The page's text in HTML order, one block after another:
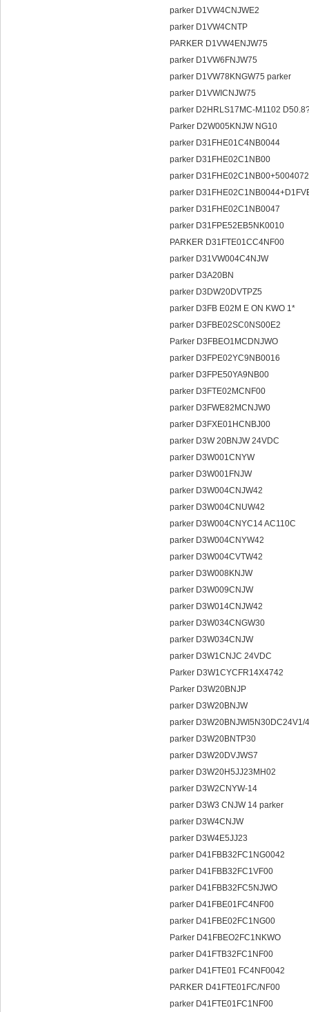
parker D1VW4CNJWE2
parker D1VW4CNTP
PARKER D1VW4ENJW75
parker D1VW6FNJW75
parker D1VW78KNGW75 parker
parker D1VWICNJW75
parker D2HRLS17MC-M1102
Parker D2W005KNJW NG10
parker D31FHE01C4NB0044
parker D31FHE02C1NB00
parker
parker
parker D31FHE02C1NB0047
parker D31FPE52EB5NK0010
PARKER D31FTE01CC4NF00
parker D31VW004C4NJW
parker D3A20BN
parker D3DW20DVTPZ5
parker D3FB E02M E ON KWO 1*
parker D3FBE02SC0NS00E2
Parker D3FBEO1MCDNJWO
parker
parker D3FPE50YA9NB00
parker D3FTE02MCNF00
parker D3FWE82MCNJW0
parker D3FXE01HCNBJ00
parker D3W 20BNJW 24VDC
parker D3W001CNYW
parker D3W001FNJW
parker D3W004CNJW42
parker D3W004CNUW42
parker D3W004CNYC14 AC110C
parker D3W004CNYW42
parker D3W004CVTW42
parker D3W008KNJW
parker D3W009CNJW
parker D3W014CNJW42
parker D3W034CNGW30
parker D3W034CNJW
parker D3W1CNJC 24VDC
Parker D3W1CYCFR14X4742
Parker D3W20BNJP
parker D3W20BNJW
parker D3W20BNJWI5N30DC24V1/
parker D3W20BNTP30
parker D3W20DVJWS7
parker D3W20H5JJ23MH02
parker D3W2CNYW-14
parker D3W3 CNJW 14 parker
parker D3W4CNJW
parker D3W4E5JJ23
parker D41FBB32FC1NG0042
parker D41FBB32FC1VF00
parker D41FBB32FC5NJWO
parker D41FBE01FC4NF00
parker D41FBE02FC1NG00
Parker D41FBEO2FC1NKWO
parker D41FTB32FC1NF00
parker D41FTE01 FC4NF0042
PARKER D41FTE01FC/NF00
parker D41FTE01FC1NF00